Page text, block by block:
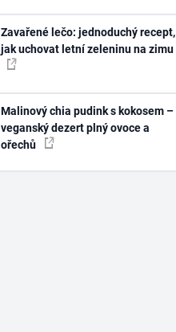
Zavařené lečo: jednoduchý recept,
jak uchovat letní zeleninu na zimu
Malinový chia pudink s kokosem –
veganský dezert plný ovoce a
ořechů